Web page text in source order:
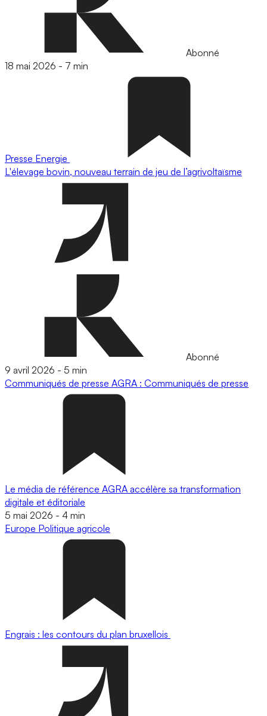
Abonné
18 mai 2026 - 7 min
Presse Energie
L'élevage bovin, nouveau terrain de jeu de l’agrivoltaïsme
Abonné
9 avril 2026 - 5 min
Communiqués de presse AGRA : Communiqués de presse
Le média de référence AGRA accélère sa transformation
digitale et éditoriale
5 mai 2026 - 4 min
Europe Politique agricole
Engrais : les contours du plan bruxellois